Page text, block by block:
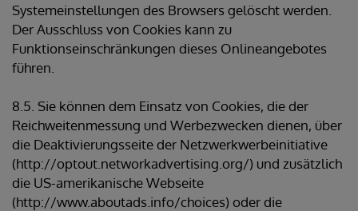
Systemeinstellungen des Browsers gelöscht werden.
Der Ausschluss von Cookies kann zu
Funktionseinschränkungen dieses Onlineangebotes
führen.
8.5. Sie können dem Einsatz von Cookies, die der
Reichweitenmessung und Werbezwecken dienen, über
die Deaktivierungsseite der Netzwerkwerbeinitiative
(http://optout.networkadvertising.org/) und zusätzlich
die US-amerikanische Webseite
(http://www.aboutads.info/choices) oder die